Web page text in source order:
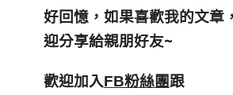
好回憶， 如果喜歡我的文章
迎分享給親朋好友~
歡迎加入FB粉絲團跟